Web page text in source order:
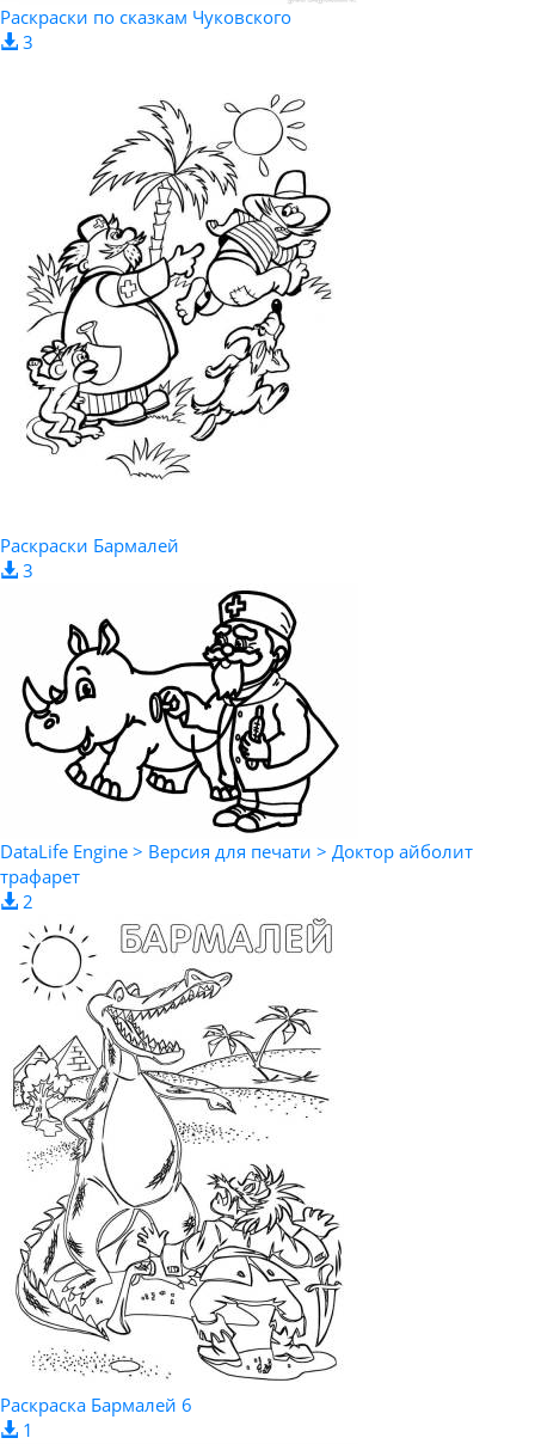
Раскраски по сказкам Чуковского
3
Раскраски Бармалей
3
DataLife Engine > Версия для печати > Доктор айболит
трафарет
2
Раскраска Бармалей 6
1